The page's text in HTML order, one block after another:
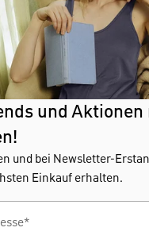
und Aktionen
und bei Newsletter-
Einkauf erhalten.